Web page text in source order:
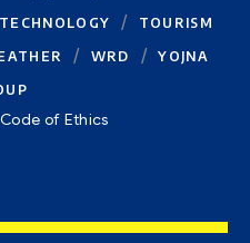
TECHNOLOGY
TOURISM
WRD
YOJNA
of Ethics